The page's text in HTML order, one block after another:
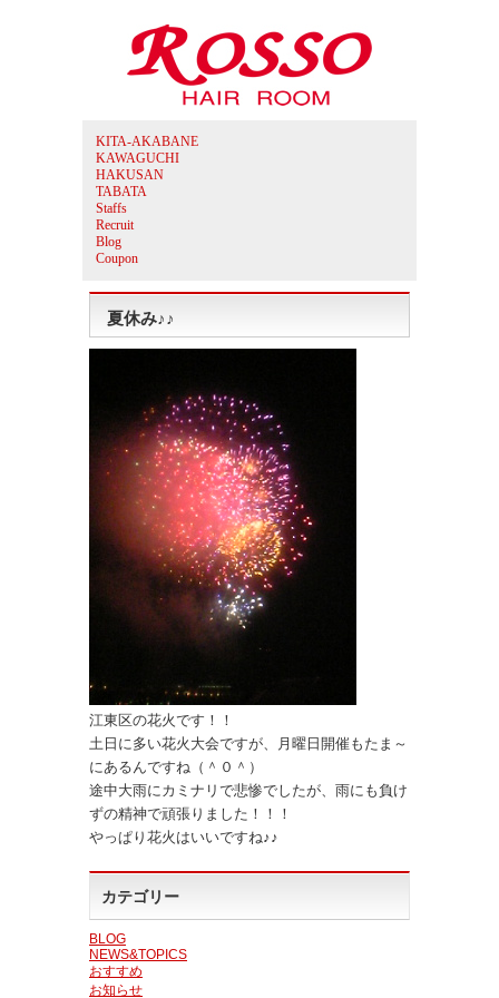
KITA-AKABANE
KAWAGUCHI
HAKUSAN
TABATA
Staffs
Recruit
Blog
Coupon
夏休み♪♪
江東区の花火です！！
土日に多い花火大会ですが、月曜日開催もたま～
にあるんですね（＾０＾）
途中大雨にカミナリで悲惨でしたが、雨にも負け
ずの精神で頑張りました！！！
やっぱり花火はいいですね♪♪
カテゴリー
BLOG
NEWS&TOPICS
おすすめ
お知らせ